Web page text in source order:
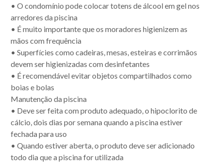
• O condomínio pode colocar totens de álcool em gel nos
arredores da piscina
• É muito importante que os moradores higienizem as
mãos com frequência
• Superfícies como cadeiras, mesas, esteiras e corrimãos
devem ser higienizadas com desinfetantes
• É recomendável evitar objetos compartilhados como
boias e bolas
Manutenção da piscina
• Deve ser feita com produto adequado, o hipoclorito de
cálcio, dois dias por semana quando a piscina estiver
fechada para uso
• Quando estiver aberta, o produto deve ser adicionado
todo dia que a piscina for utilizada